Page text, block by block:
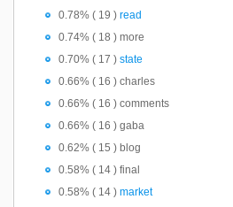
0.78% ( 19 ) read
0.74% ( 18 ) more
0.70% ( 17 ) state
0.66% ( 16 ) charles
0.66% ( 16 ) comments
0.66% ( 16 ) gaba
0.62% ( 15 ) blog
0.58% ( 14 ) final
0.58% ( 14 ) market